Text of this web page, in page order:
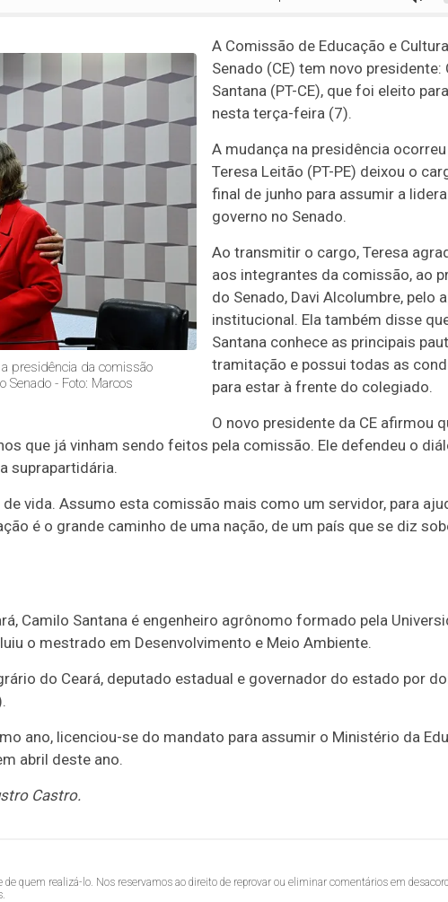
presidência da comissão
Senado - Foto: Marcos
A Comissão de Educação e
Senado (CE) tem novo presidente:
Santana (PT-CE), que foi eleito
nesta terça-feira (7).
A mudança na presidência
Teresa Leitão (PT-PE) deixou o
final de junho para assumir a
governo no Senado.
Ao transmitir o cargo, Teresa
aos integrantes da comissão, ao
do Senado, Davi Alcolumbre, pelo
institucional. Ela também disse
Santana conhece as principais
tramitação e possui todas as
para estar à frente do colegiado.
O novo presidente da CE afirmou
que já vinham sendo feitos pela comissão. Ele defendeu o
suprapartidária.
vida. Assumo esta comissão mais como um servidor, para
é o grande caminho de uma nação, de um país que se diz
Camilo Santana é engenheiro agrônomo formado pela
o mestrado em Desenvolvimento e Meio Ambiente.
do Ceará, deputado estadual e governador do estado por
ano, licenciou-se do mandato para assumir o Ministério da
abril deste ano.
Castro.
de quem realizá-lo. Nos reservamos ao direito de reprovar ou eliminar comentários em